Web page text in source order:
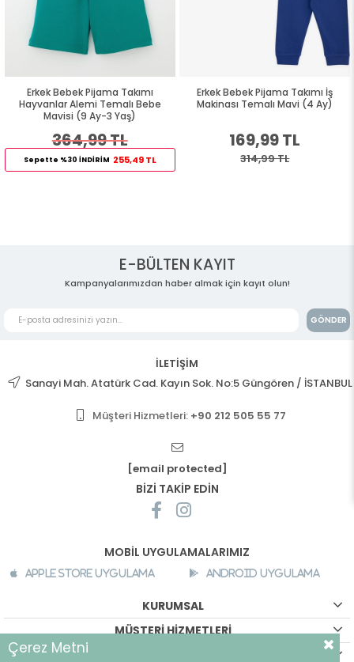
Erkek Bebek Pijama Takımı
Hayvanlar Alemi Temalı Bebe
Mavisi (9 Ay-3 Yaş)
364,99 TL
Sepette %30 İNDİRİM 255,49 TL
Erkek Bebek Pijama Takımı İş
Makinası Temalı Mavi (4 Ay)
169,99 TL
314,99 TL
E-BÜLTEN KAYIT
Kampanyalarımızdan haber almak için kayıt olun!
GÖNDER
İLETİŞİM
Sanayi Mah. Atatürk Cad. Kayın Sok. No:5 Güngören / İSTANBUL
Müşteri Hizmetleri: +90 212 505 55 77
[email protected]
BİZİ TAKİP EDİN
MOBİL UYGULAMALARIMIZ
Apple Store Uygulama Android Uygulama
KURUMSAL
MÜŞTERİ HİZMETLERİ
Çerez Metni